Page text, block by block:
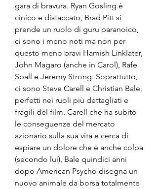
gara di bravura. Ryan Gosling è
cinico e distaccato, Brad Pitt si
prende un ruolo di guru paranoico,
ci sono i meno noti ma non per
questo meno bravi Hamish Linklater,
John Magaro (anche in Carol), Rafe
Spall e Jeremy Strong. Soprattutto,
ci sono Steve Carell e Christian Bale,
perfetti nei ruoli più dettagliati e
fragili del film, Carell che ha subito
le conseguenze del mercato
azionario sulla sua vita e cerca di
espiare un dolore che è anche colpa
(secondo lui), Bale quindici anni
dopo American Psycho disegna un
nuovo animale da borsa totalmente